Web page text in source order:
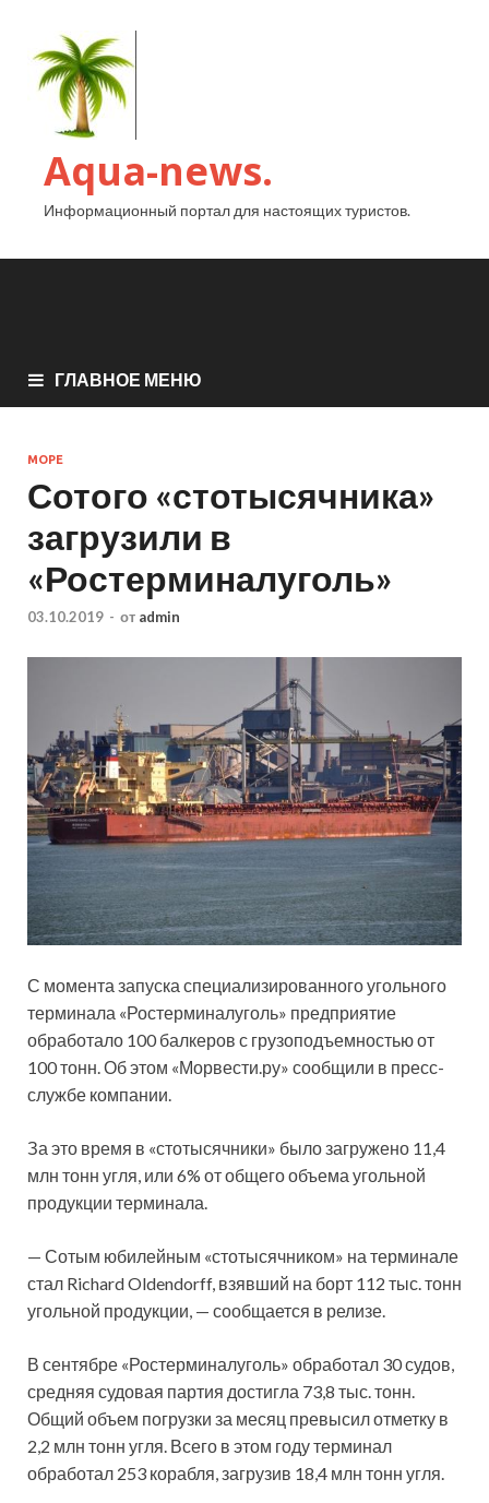
Aqua-news.
Информационный портал для настоящих туристов.
ГЛАВНОЕ МЕНЮ
МОРЕ
Сотого «стотысячника»
загрузили в
«Ростерминалуголь»
03.10.2019 - от admin
С момента запуска специализированного угольного
терминала «Ростерминалуголь» предприятие
обработало 100 балкеров с грузоподъемностью от
100 тонн. Об этом «Морвести.ру» сообщили в пресс-
службе компании.
За это время в «стотысячники» было загружено 11,4
млн тонн угля, или 6% от общего объема угольной
продукции терминала.
— Сотым юбилейным «стотысячником» на терминале
стал Richard Oldendorff, взявший на борт 112 тыс. тонн
угольной продукции, — сообщается в релизе.
В сентябре «Ростерминалуголь» обработал 30 судов,
средняя судовая партия достигла 73,8 тыс. тонн.
Общий объем погрузки за месяц превысил отметку в
2,2 млн тонн угля. Всего в этом году терминал
обработал 253 корабля, загрузив 18,4 млн тонн угля.